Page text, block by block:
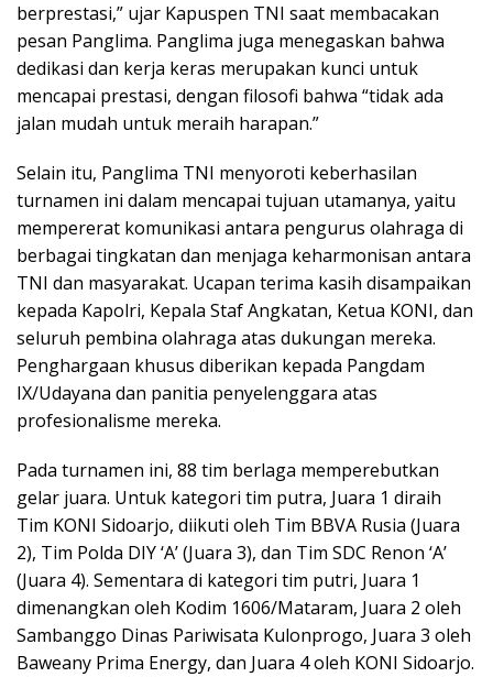
berprestasi,” ujar Kapuspen TNI saat membacakan
pesan Panglima. Panglima juga menegaskan bahwa
dedikasi dan kerja keras merupakan kunci untuk
mencapai prestasi, dengan filosofi bahwa “tidak ada
jalan mudah untuk meraih harapan.”
Selain itu, Panglima TNI menyoroti keberhasilan
turnamen ini dalam mencapai tujuan utamanya, yaitu
mempererat komunikasi antara pengurus olahraga di
berbagai tingkatan dan menjaga keharmonisan antara
TNI dan masyarakat. Ucapan terima kasih disampaikan
kepada Kapolri, Kepala Staf Angkatan, Ketua KONI, dan
seluruh pembina olahraga atas dukungan mereka.
Penghargaan khusus diberikan kepada Pangdam
IX/Udayana dan panitia penyelenggara atas
profesionalisme mereka.
Pada turnamen ini, 88 tim berlaga memperebutkan
gelar juara. Untuk kategori tim putra, Juara 1 diraih
Tim KONI Sidoarjo, diikuti oleh Tim BBVA Rusia (Juara
2), Tim Polda DIY ‘A’ (Juara 3), dan Tim SDC Renon ‘A’
(Juara 4). Sementara di kategori tim putri, Juara 1
dimenangkan oleh Kodim 1606/Mataram, Juara 2 oleh
Sambanggo Dinas Pariwisata Kulonprogo, Juara 3 oleh
Baweany Prima Energy, dan Juara 4 oleh KONI Sidoarjo.